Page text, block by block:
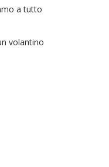
a tutto
volantino